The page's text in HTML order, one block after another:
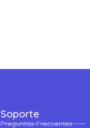
Soporte
Preguntas Frecuentes